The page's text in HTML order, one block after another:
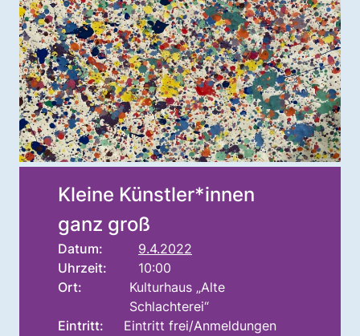
Kleine Künstler*innen
ganz groß
Datum:
9.4.2022
Uhrzeit:
10:00
Ort:
Kulturhaus „Alte
Schlachterei“
Eintritt:
Eintritt frei/Anmeldungen